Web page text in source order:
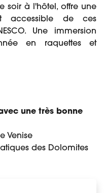
soir à l'hôtel, offre une
accessible de ces
Une immersion
en raquettes et
une très bonne
Venise
des Dolomites